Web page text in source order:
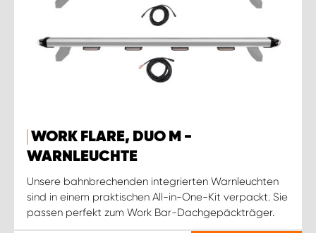
WORK FLARE, DUO M -
WARNLEUCHTE
Unsere bahnbrechenden integrierten Warnleuchten
sind in einem praktischen All-in-One-Kit verpackt. Sie
passen perfekt zum Work Bar-Dachgepäckträger.